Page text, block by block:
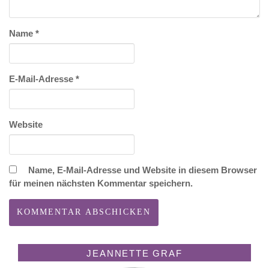
Name *
E-Mail-Adresse *
Website
Name, E-Mail-Adresse und Website in diesem Browser
für meinen nächsten Kommentar speichern.
JEANNETTE GRAF